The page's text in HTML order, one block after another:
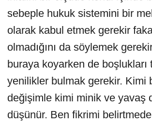
sebeple hukuk sistemini bir
olarak kabul etmek gerekir
olmadığını da söylemek
buraya koyarken de boşlukları
yenilikler bulmak gerekir. Kimi
değişimle kimi minik ve yavaş
düşünür. Ben fikrimi